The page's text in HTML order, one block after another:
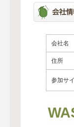
会社名
住所
参加サ